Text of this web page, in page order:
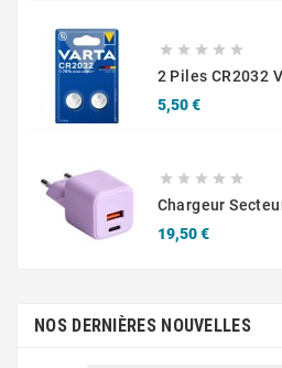
    
2 Piles CR2032
5,50 €Prix
    
19,50 €Prix
NOS DERNIÈRES NOUVELLES